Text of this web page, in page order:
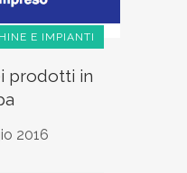
E IMPIANTI
prodotti in
2016